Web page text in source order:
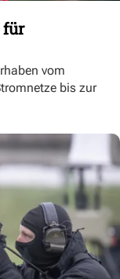
für
vom
bis zur